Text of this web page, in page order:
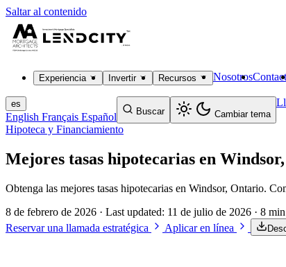
Saltar al contenido
Experiencia Invertir Recursos Nosotros
es
English Français Español Buscar Cambiar tema
Hipoteca y Financiamiento
Mejores tasas hipotecarias en
Obtenga las mejores tasas hipotecarias en Windsor, Ontario.
8 de febrero de 2026 · Last updated: 11 de julio de 2026 · 8
Reservar una llamada estratégica
Aplicar en línea